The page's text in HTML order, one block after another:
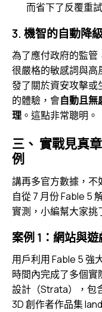
而省下了反覆重
3. 機智的自動降
為了應付政府的監管
很嚴格的敏感詞與高
發了關於資安攻擊或
的體驗，會自動且無
理 。這點非常聰明。
三、 實戰見真
例
講再多官方數據，不
自從 7 月份 Fable 5
實測，小編幫大家挑
案例 1：網站與
用戶利用 Fable 5 強
時間內完成了多個實
設計（Strata），包
3D 創作者作品集